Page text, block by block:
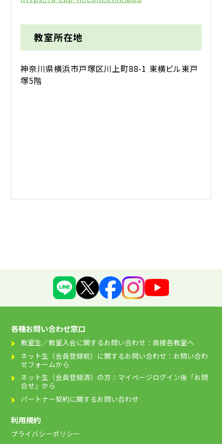
教室所在地
神奈川県横浜市戸塚区川上町88-1 東横ビル東戸
塚5階
各種お問い合わせ窓口
教室生／教室入会に関するお問い合わせ：直接各教室へ
ネット生（会員登録前）に関するお問い合わせ：お問い合わ
せフォームから
ネット生（会員登録済）の方：マイページログイン後「お問
合せ」から
パートナー契約に関するお問い合わせ
利用規約
プライバシーポリシー